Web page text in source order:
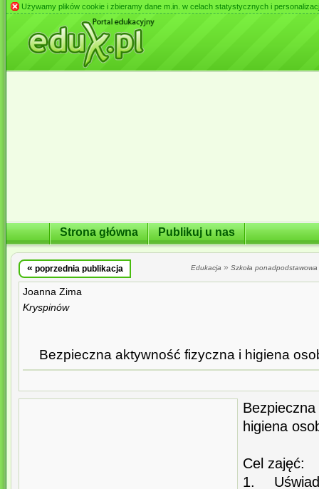
Używamy plików cookie i zbieramy dane m.in. w celach statystycznych i
Strona główna Publikuj u nas
« poprzednia publikacja Edukacja » Szkoła ponadpodstawowa
Joanna Zima
Kryspinów
Bezpieczna aktywność fizyczna i higiena
higiena
Cel zajęć:
1.